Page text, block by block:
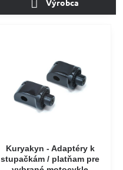
Výrobca
Kuryakyn - Adaptéry k
stupačkám / platňam pre